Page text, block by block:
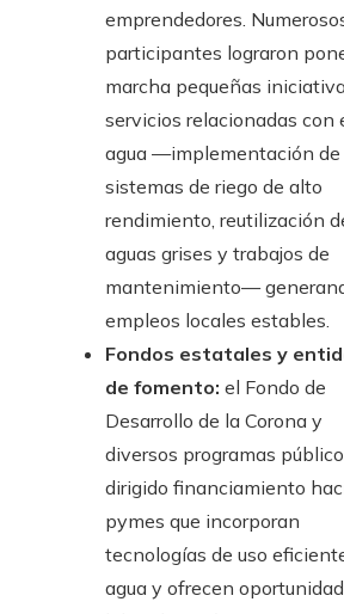
emprendedores.
participantes lograron
marcha pequeñas
servicios relacionadas con
agua —implementación de
sistemas de riego de alto
rendimiento, reutilización
aguas grises y trabajos de
mantenimiento—
empleos locales estables.
Fondos estatales y
de fomento: el Fondo de
Desarrollo de la Corona y
diversos programas
dirigido financiamiento
pymes que incorporan
tecnologías de uso
agua y ofrecen